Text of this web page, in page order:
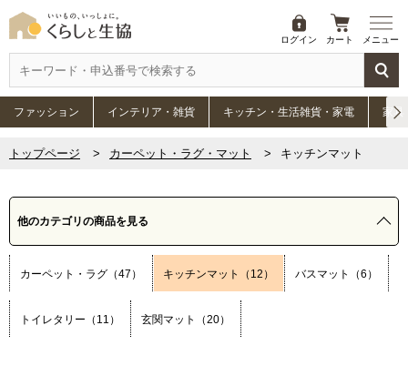
ログイン カート メニュー
ファッション インテリア・雑貨 キッチン・生活雑貨・家電 家具
トップページ カーペット・ラグ・マット キッチンマット
他のカテゴリの商品を見る
カーペット・ラグ（47） キッチンマット（12） バスマット（6）
トイレタリー（11） 玄関マット（20）